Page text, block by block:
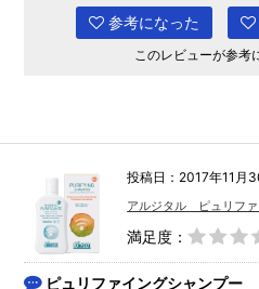
参考になった
このレビューが参考
投稿日：2017年11月
アルジタル ピュリフ
満足度：
ピュリファイングシャンプー